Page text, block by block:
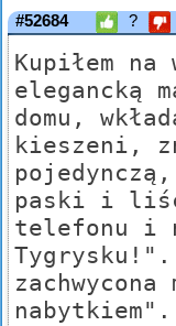
#52684 ?
Kupiłem na
elegancką
domu,
kieszeni,
paski i
telefonu i
Tygrysku!".
zachwycona
nabytkiem".